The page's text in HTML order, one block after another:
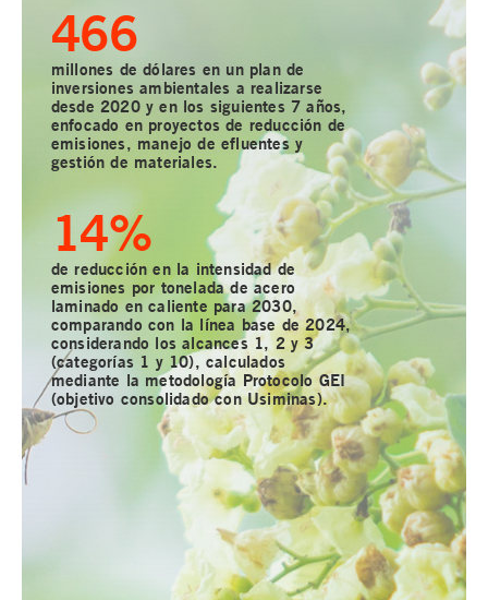
500
millones de dólares en un plan de
inversiones ambientales a realizarse
desde 2020 y en los siguientes 7 años,
enfocado en proyectos de reducción de
emisiones, manejo de efluentes y
gestión de materiales.
15%
de reducción en la intensidad de
emisiones por tonelada de acero
laminado en caliente para 2030,
comparando con la línea base de 2024,
considerando los alcances 1, 2 y 3
(categorías 1 y 10), calculados
mediante la metodología Protocolo GEI
(objetivo consolidado con Usiminas).